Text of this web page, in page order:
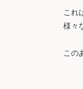
これ
様々
この